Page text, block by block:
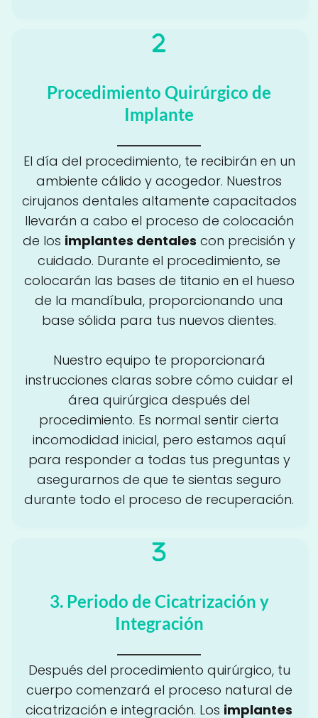
Procedimiento Quirúrgico de
Implante
El día del procedimiento, te recibirán en un
ambiente cálido y acogedor. Nuestros
cirujanos dentales altamente capacitados
llevarán a cabo el proceso de colocación
de los implantes dentales con precisión y
cuidado. Durante el procedimiento, se
colocarán las bases de titanio en el hueso
de la mandíbula, proporcionando una
base sólida para tus nuevos dientes.
Nuestro equipo te proporcionará
instrucciones claras sobre cómo cuidar el
área quirúrgica después del
procedimiento. Es normal sentir cierta
incomodidad inicial, pero estamos aquí
para responder a todas tus preguntas y
asegurarnos de que te sientas seguro
durante todo el proceso de recuperación.
3. Periodo de Cicatrización y
Integración
Después del procedimiento quirúrgico, tu
cuerpo comenzará el proceso natural de
cicatrización e integración. Los implantes